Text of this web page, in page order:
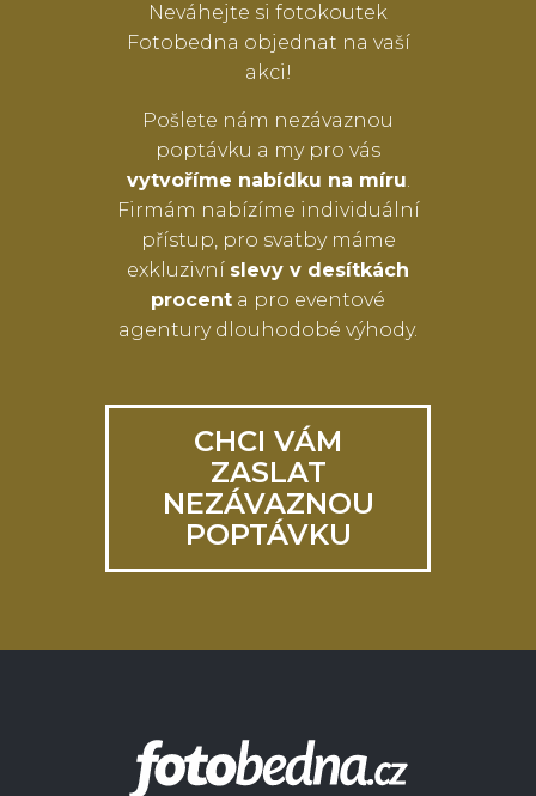
Neváhejte si fotokoutek
Fotobedna objednat na vaší
akci!
Pošlete nám nezávaznou
poptávku a my pro vás
vytvoříme nabídku na míru.
Firmám nabízíme individuální
přístup, pro svatby máme
exkluzivní slevy v desítkách
procent a pro eventové
agentury dlouhodobé výhody.
CHCI VÁM
ZASLAT
NEZÁVAZNOU
POPTÁVKU